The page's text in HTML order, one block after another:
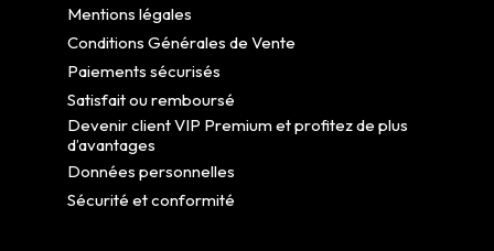
Mentions légales
Conditions Générales de Vente
Paiements sécurisés
Satisfait ou remboursé
Devenir client VIP Premium et profitez de plus
d’avantages
Données personnelles
Sécurité et conformité